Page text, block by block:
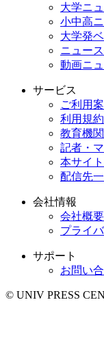
大学ニ
小中高
大学発
ニュー
動画ニ
サービス
ご利用
利用規約
教育機
記者・
本サイ
配信先
会社情報
会社概要
プライ
サポート
お問い
© UNIV PRESS